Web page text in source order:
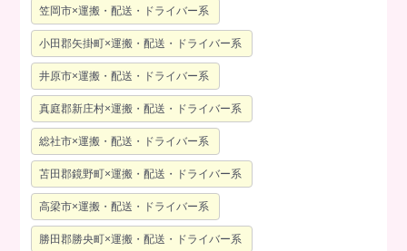
笠岡市×運搬・配送・ドライバー系
小田郡矢掛町×運搬・配送・ドライバー系
井原市×運搬・配送・ドライバー系
真庭郡新庄村×運搬・配送・ドライバー系
総社市×運搬・配送・ドライバー系
苫田郡鏡野町×運搬・配送・ドライバー系
高梁市×運搬・配送・ドライバー系
勝田郡勝央町×運搬・配送・ドライバー系